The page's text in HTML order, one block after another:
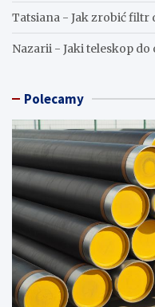
Tatsiana - Jak zrobić filtr
Nazarii - Jaki teleskop
Polecamy